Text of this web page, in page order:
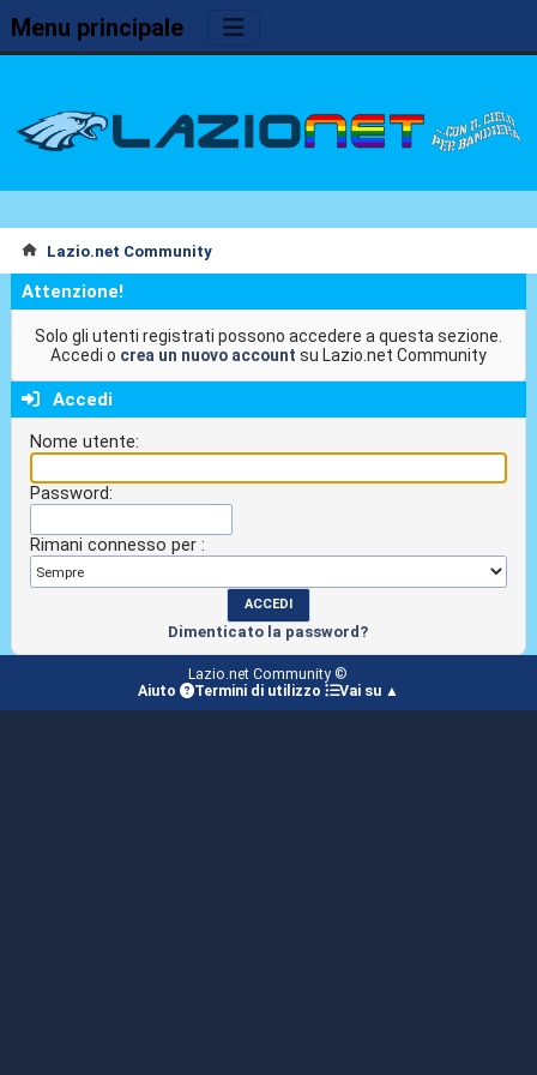
Menu principale
Lazio.net Community
Attenzione!
Solo gli utenti registrati possono accedere a questa sezione.
Accedi o crea un nuovo account su Lazio.net Community
Accedi
Nome utente:
Password:
Rimani connesso per :
Dimenticato la password?
Lazio.net Community ©
Aiuto
Termini di utilizzo Vai su ▲